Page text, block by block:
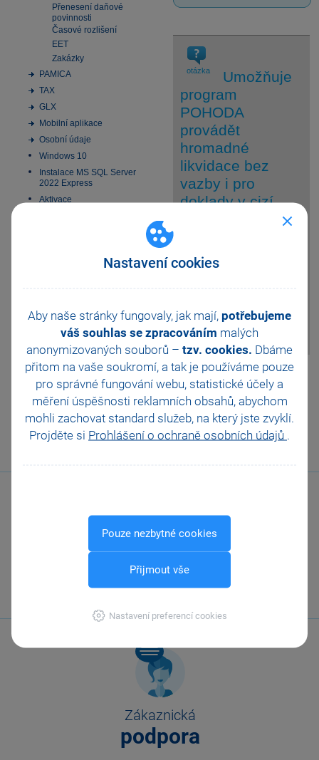
Nastavení cookies
Aby naše stránky fungovaly, jak mají, potřebujeme
váš souhlas se zpracováním malých
anonymizovaných souborů – tzv. cookies. Dbáme
přitom na vaše soukromí, a tak je používáme pouze
pro správné fungování webu, statistické účely a
měření úspěšnosti reklamních obsahů, abychom
mohli zachovat standard služeb, na který jste zvyklí.
Projděte si Prohlášení o ochraně osobních údajů .
Pouze nezbytné cookies
Přijmout vše
Nastavení preferencí cookies
Přenesení daňové
povinnosti
Časové rozlišení
EET
Zakázky
PAMICA
TAX
GLX
Mobilní aplikace
Osobní údaje
Windows 10
Instalace MS SQL Server
2022 Express
Aktivace
automatizaci Pohody
Platební terminály
Zabezpečení
Příspěvkové organizace
Legislativa od 1. 1. 2024
JMHZ v Pohodě a Pamice
Obecný internetový obchod
otázka
Umožňuje
program
POHODA
provádět
hromadné
likvidace bez
vazby i pro
doklady v cizí
odpověď
měně. V případě cizí měny není
dopočítán kurzový rozdíl.
Pomohla Vám tato
odpověď?
Ano
Ne Nevím
Odeslat Tisknout
Zavolejte nám
567 112 611
Zákaznická
podpora